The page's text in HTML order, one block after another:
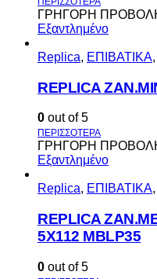
ΓΡΗΓΟΡΗ
Εξαντλημένο
Replica, ΕΠΙΒΑΤΙΚΑ,
REPLICA
0 out of 5
ΓΡΗΓΟΡΗ
Εξαντλημένο
Replica, ΕΠΙΒΑΤΙΚΑ,
REPLICA
5X112 MBLP35
0 out of 5